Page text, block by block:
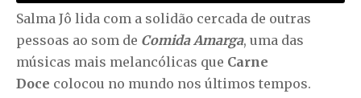
Salma Jô lida com a solidão cercada de outras
pessoas ao som de Comida Amarga, uma das
músicas mais melancólicas que Carne
Doce colocou no mundo nos últimos tempos.